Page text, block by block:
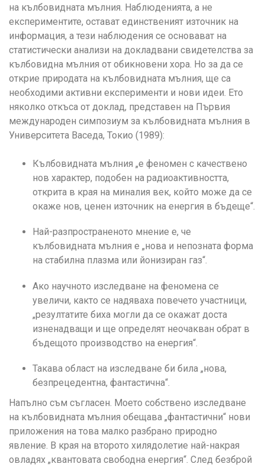
на кълбовидната мълния. Наблюденията, а не
експериментите, остават единственият източник на
информация, а тези наблюдения се основават на
статистически анализи на докладвани свидетелства за
кълбовидна мълния от обикновени хора. Но за да се
открие природата на кълбовидната мълния, ще са
необходими активни експерименти и нови идеи. Ето
няколко откъса от доклад, представен на Първия
международен симпозиум за кълбовидната мълния в
Университета Васеда, Токио (1989):
Кълбовидната мълния „е феномен с качествено
нов характер, подобен на радиоактивността,
открита в края на миналия век, който може да се
окаже нов, ценен източник на енергия в бъдеще“.
Най-разпространеното мнение е, че
кълбовидната мълния е „нова и непозната форма
на стабилна плазма или йонизиран газ“.
Ако научното изследване на феномена се
увеличи, както се надяваха повечето участници,
„резултатите биха могли да се окажат доста
изненадващи и ще определят неочакван обрат в
бъдещото производство на енергия“.
Такава област на изследване би била „нова,
безпрецедентна, фантастична“.
Напълно съм съгласен. Моето собствено изследване
на кълбовидната мълния обещава „фантастични“ нови
приложения на това малко разбрано природно
явление. В края на второто хилядолетие най-накрая
овладях „квантовата свободна енергия“. След безброй